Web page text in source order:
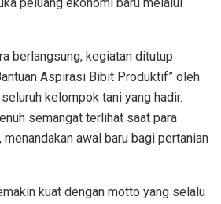
berlangsung, kegiatan ditutup
Aspirasi Bibit Produktif” oleh
kelompok tani yang hadir.
semangat terlihat saat para
awal baru bagi pertanian
kuat dengan motto yang selalu